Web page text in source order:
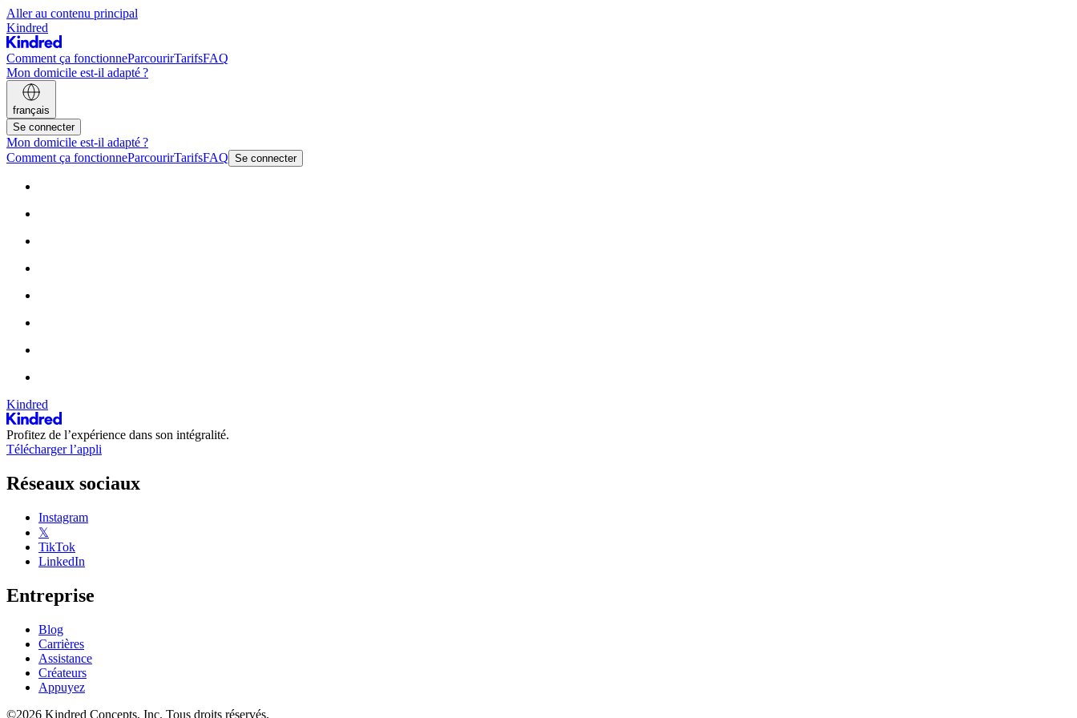
Aller au contenu principal
Kindred
Comment ça fonctionneParcourirTarifsFAQ
Mon domicile est-il adapté ?
français
Se connecter
Mon domicile est-il adapté ?
Comment ça fonctionneParcourirTarifsFAQ Se connecter
Kindred
Profitez de l’expérience dans son intégralité.
Télécharger l’appli
Réseaux sociaux
Instagram
𝕏
TikTok
LinkedIn
Entreprise
Blog
Carrières
Assistance
Créateurs
Appuyez
©2026 Kindred Concepts, Inc. Tous droits réservés.